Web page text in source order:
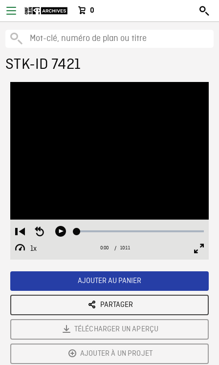
0
STK-ID 7421
Restart
from
beginning
Seek
Play Loaded:
1x
Playback
Current
0:00 / Duration
10:11
AJOUTER AU PANIER
PARTAGER
TÉLÉCHARGER UN APERÇU
AJOUTER À UN PROJET